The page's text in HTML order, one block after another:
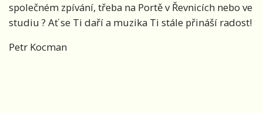
společném zpívání, třeba na Portě v Řevnicích nebo ve
studiu ? Ať se Ti daří a muzika Ti stále přináší radost!
Petr Kocman